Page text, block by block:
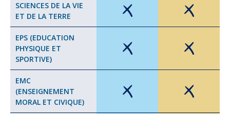
SCIENCES DE LA VIE
ET DE LA TERRE
EPS (EDUCATION
PHYSIQUE ET
SPORTIVE)
EMC
(ENSEIGNEMENT
MORAL ET CIVIQUE)